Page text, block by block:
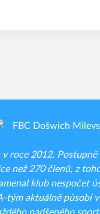
roce 2012.
než 270 členů, z
klub nespočet
tým aktuálně působí